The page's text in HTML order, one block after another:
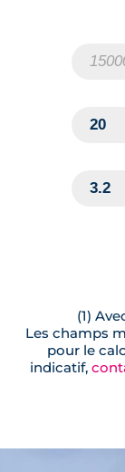
(1)
Les champs
pour le
indicatif,